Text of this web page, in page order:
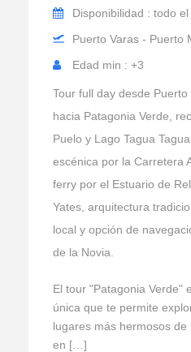
Disponibilidad : todo el
Puerto Varas - Puerto
Edad min : +3
Tour full day desde
hacia Patagonia Verde,
Puelo y Lago Tagua
escénica por la Carretera
ferry por el Estuario de
Yates, arquitectura
local y opción de
de la Novia.
El tour "Patagonia Verde"
única que te permite
lugares más hermosos
en […]